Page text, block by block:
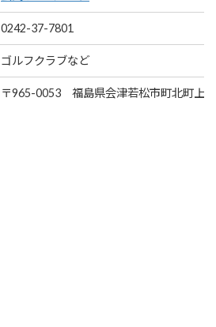
0242-37-7801
ゴルフクラブなど
〒965-0053 福島県会津若松市町北町上